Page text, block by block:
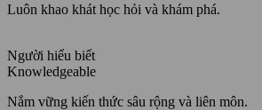
Luôn khao khát học hỏi và khám phá.
Người hiểu biết
Knowledgeable
Nắm vững kiến thức sâu rộng và liên môn.